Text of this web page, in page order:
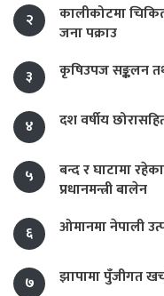
२
कालीकोटमा
जना पक्राउ
३
कृषिउपज सङ्कलन
४ दश वर्षीय
५
बन्द र घाटामा
प्रधानमन्त्री बालेन
६
ओमानमा नेपाली
७ झापामा पुँजीगत